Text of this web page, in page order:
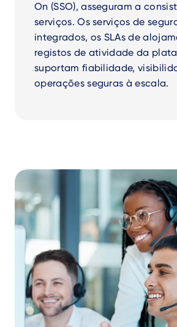
On (SSO), asseguram a
serviços. Os serviços de
integrados, os SLAs de
registos de atividade da
suportam fiabilidade,
operações seguras à escala.